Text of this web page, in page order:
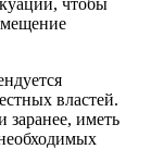
властей.
заранее, иметь